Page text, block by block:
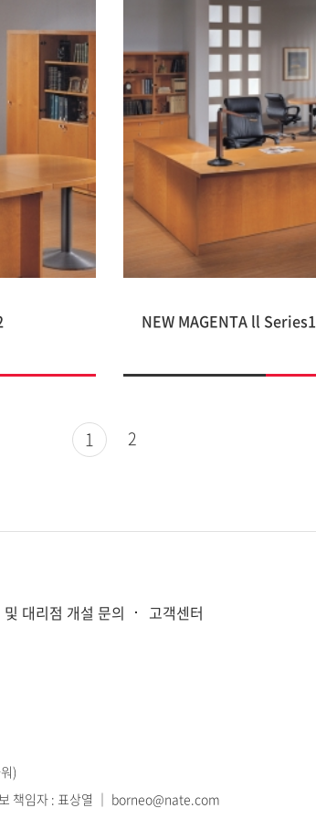
NEW MAGENTA ll Series1
1 2
대리점 개설 문의 고객센터
)
책임자 : 표상열 ｜ borneo@nate.com